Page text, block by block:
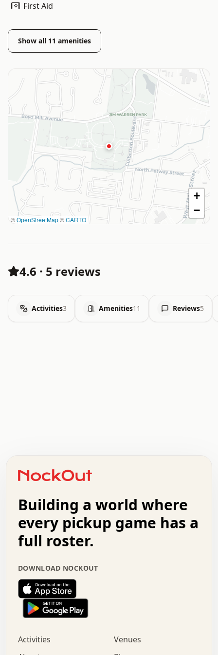
First Aid
Show all 11 amenities
©OpenStreetMap©CARTO
+
−
4.6 · 5 reviews
Activities3 Amenities11 Reviews5
+   .   .   .   .   .   .   .   .   .   +   .   .
.   .   .   .   .   .   .   .   .   .   .   :   .
.   .   .   .   +   .   .   .   .   .   .   .   +
.   :   .   .   .   .   .   .   .   .   o   .   .
.   .   x   .   .   .   .   .   .   :   .   .   o
.   .   .   .   :   .   .   .   .   o   .   .   .
.   .   .   .   .   .   .   :   .   .   .   .   .
.   .   .   .   .   .   .   +   .   .   x   .   .
.   .   .   .   .   :   +   .   .   .   .   .   o
.   .   .   .   .   .   .   .   .   .   .   .   .
.   .   :   o   .   .   .   .   .   .   .   +   .
.   o   .   .   .   .   x   .   .   .   .   .   .
+   .   o   .   .   .   .   o   .   .   .   .
Building a world where
every pickup game has a
full roster.
DOWNLOAD NOCKOUT
Activities
Venues